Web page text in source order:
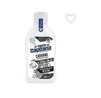
pour enfants
Fils dentaires